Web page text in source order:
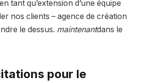
tant qu’extension d’une équipe
nos clients – agence de création
le dessus. maintenantdans le
pour le